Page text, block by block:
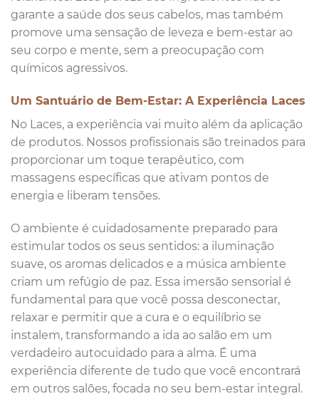
garante a saúde dos seus cabelos, mas também
promove uma sensação de leveza e bem-estar ao
seu corpo e mente, sem a preocupação com
químicos agressivos.
Um Santuário de Bem-Estar: A Experiência Laces
No Laces, a experiência vai muito além da aplicação
de produtos. Nossos profissionais são treinados para
proporcionar um toque terapêutico, com
massagens específicas que ativam pontos de
energia e liberam tensões.
O ambiente é cuidadosamente preparado para
estimular todos os seus sentidos: a iluminação
suave, os aromas delicados e a música ambiente
criam um refúgio de paz. Essa imersão sensorial é
fundamental para que você possa desconectar,
relaxar e permitir que a cura e o equilíbrio se
instalem, transformando a ida ao salão em um
verdadeiro autocuidado para a alma. É uma
experiência diferente de tudo que você encontrará
em outros salões, focada no seu bem-estar integral.